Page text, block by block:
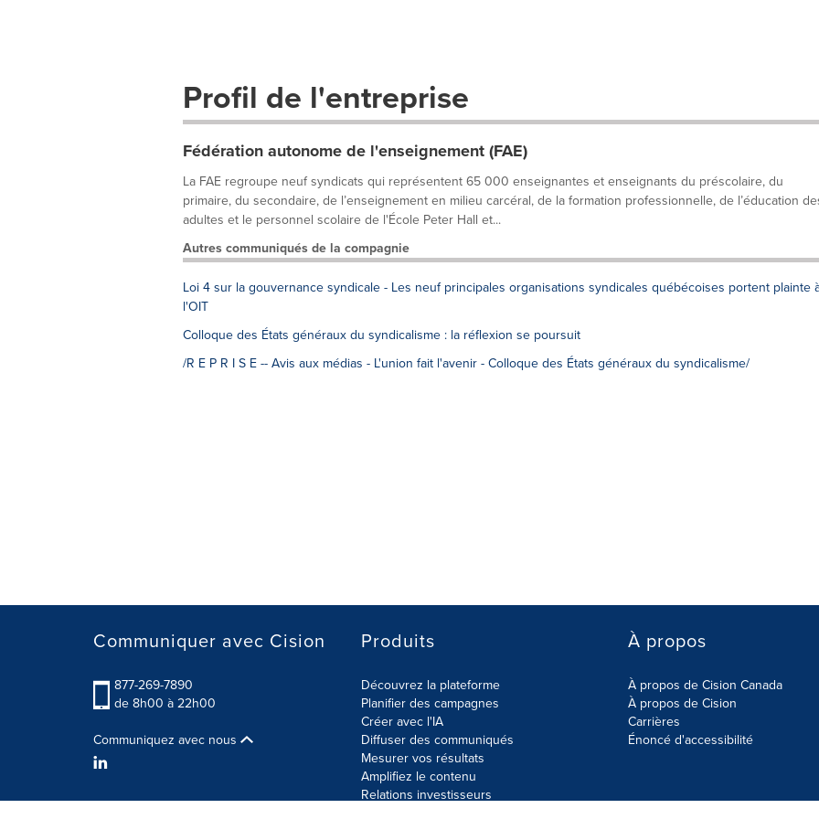
Profil de l'entreprise
Fédération autonome de l'enseignement (FAE)
La FAE regroupe neuf syndicats qui représentent 65 000 enseignantes et enseignants du préscolaire, du
primaire, du secondaire, de l’enseignement en milieu carcéral, de la formation professionnelle, de l’éducation
adultes et le personnel scolaire de l'École Peter Hall et...
Autres communiqués de la compagnie
Loi 4 sur la gouvernance syndicale - Les neuf principales organisations syndicales québécoises portent plainte
l'OIT
Colloque des États généraux du syndicalisme : la réflexion se poursuit
/R E P R I S E -- Avis aux médias - L'union fait l'avenir - Colloque des États généraux du syndicalisme/
Communiquer avec Cision
877-269-7890
de 8h00 à 22h00
Communiquez avec nous
Produits
Découvrez la plateforme
Planifier des campagnes
Créer avec l'IA
Diffuser des communiqués
Mesurer vos résultats
Amplifiez le contenu
Relations investisseurs
À propos
À propos de Cision Canada
À propos de Cision
Carrières
Énoncé d'accessibilité